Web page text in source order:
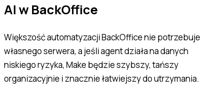
AI w BackOffice
Większość automatyzacji BackOffice nie potrzebuje
własnego serwera, a jeśli agent działa na danych
niskiego ryzyka, Make będzie szybszy, tańszy
organizacyjnie i znacznie łatwiejszy do utrzymania.